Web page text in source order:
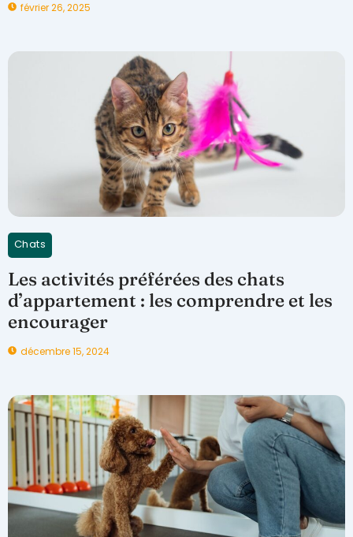
février 26, 2025
Chats
Les activités préférées des chats
d’appartement : les comprendre et les
encourager
décembre 15, 2024